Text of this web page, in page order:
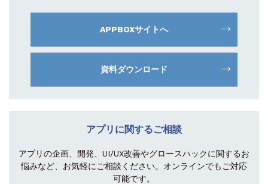
APPBOXサイトへ
資料ダウンロード
アプリに関するご相談
アプリの企画、開発、UI/UX改善やグロースハックに関するお
悩みなど、お気軽にご相談 ください。オンラインでもご対応
可能です。